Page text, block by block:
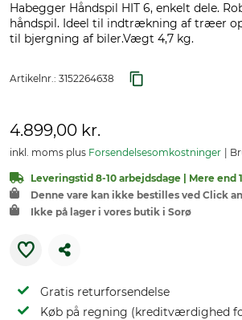
Habegger Håndspil HIT 6, enkelt dele.
håndspil. Ideel til indtrækning af træer
til bjergning af biler.Vægt 4,7 kg.
Artikelnr.: 3152264638
4.899,00 kr.
inkl. moms plus Forsendelsesomkostninger
Leveringstid 8-10 arbejdsdage | Mere end
Denne vare kan ikke bestilles ved Click
Ikke på lager i vores butik i Sorø
Gratis returforsendelse
Køb på regning (kreditværdighed